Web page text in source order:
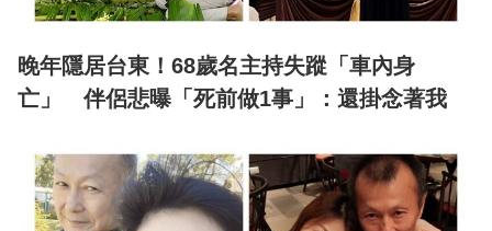
晚年隱居台東！68歲名主持失蹤「車內身
亡」 伴侶悲曝「死前做1事」：還掛念著我